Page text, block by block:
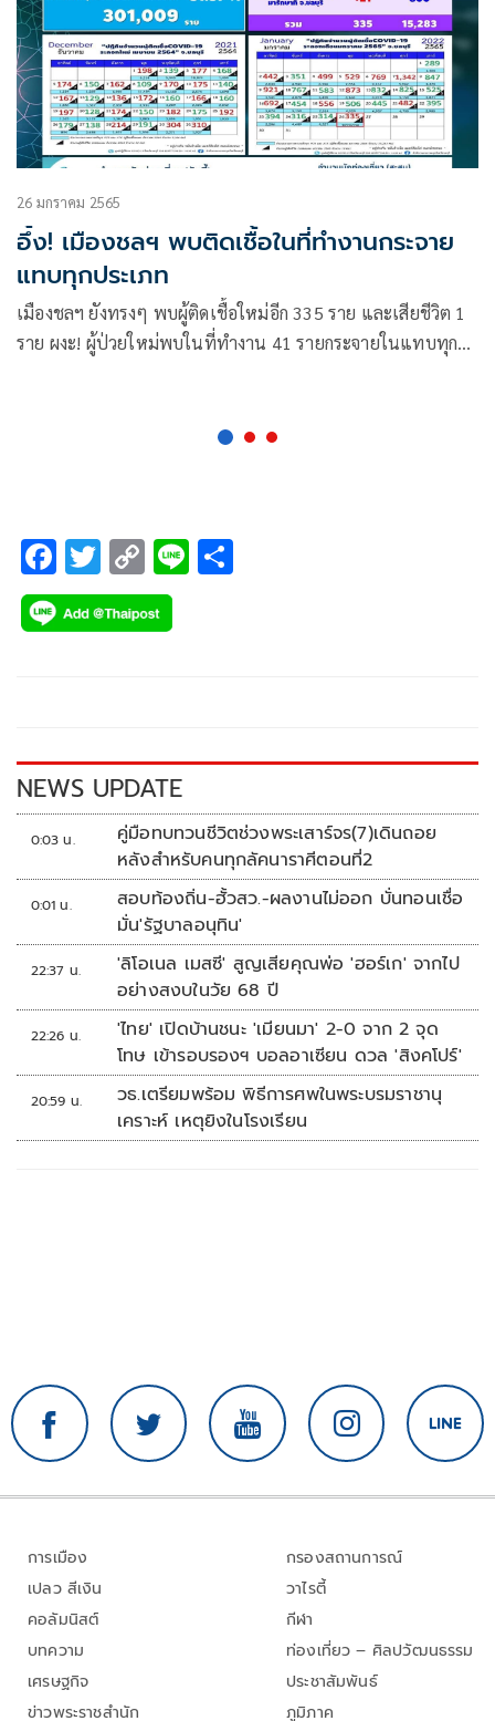
26 มกราคม 2565
อึ้ง! เมืองชลฯ พบติดเชื้อในที่ทำงานกระจาย
แทบทุกประเภท
เมืองชลฯ ยังทรงๆ พบผู้ติดเชื้อใหม่อีก 335 ราย และเสียชีวิต 1
ราย ผงะ! ผู้ป่วยใหม่พบในที่ทำงาน 41 รายกระจายในแทบทุก
F
ac
e
k
T
wi
tt
C
o
p
k
Li
NEWS UPDATE
0:03 น.
คู่มือทบทวนชีวิตช่วงพระเสาร์จร(7)เดินถอย
หลังสำหรับคนทุกลัคนาราศีตอนที่2
0:01 น.
สอบท้องถิ่น-ฮั้วสว.-ผลงานไม่ออก บั่นทอนเชื่อ
มั่น'รัฐบาลอนุทิน'
22:37 น.
'ลิโอเนล เมสซี' สูญเสียคุณพ่อ 'ฮอร์เก' จากไป
อย่างสงบในวัย 68 ปี
22:26 น.
'ไทย' เปิดบ้านชนะ 'เมียนมา' 2-0 จาก 2 จุด
โทษ เข้ารอบรองฯ บอลอาเซียน ดวล 'สิงคโปร์'
20:59 น.
วธ.เตรียมพร้อม พิธีการศพในพระบรมราชานุ
เคราะห์ เหตุยิงในโรงเรียน
การเมือง
เปลว สีเงิน
คอลัมนิสต์
บทความ
เศรษฐกิจ
ข่าวพระราชสำนัก
กรองสถานการณ์
วาไรตี้
กีฬา
ท่องเที่ยว – ศิลปวัฒนธรรม
ประชาสัมพันธ์
ภูมิภาค